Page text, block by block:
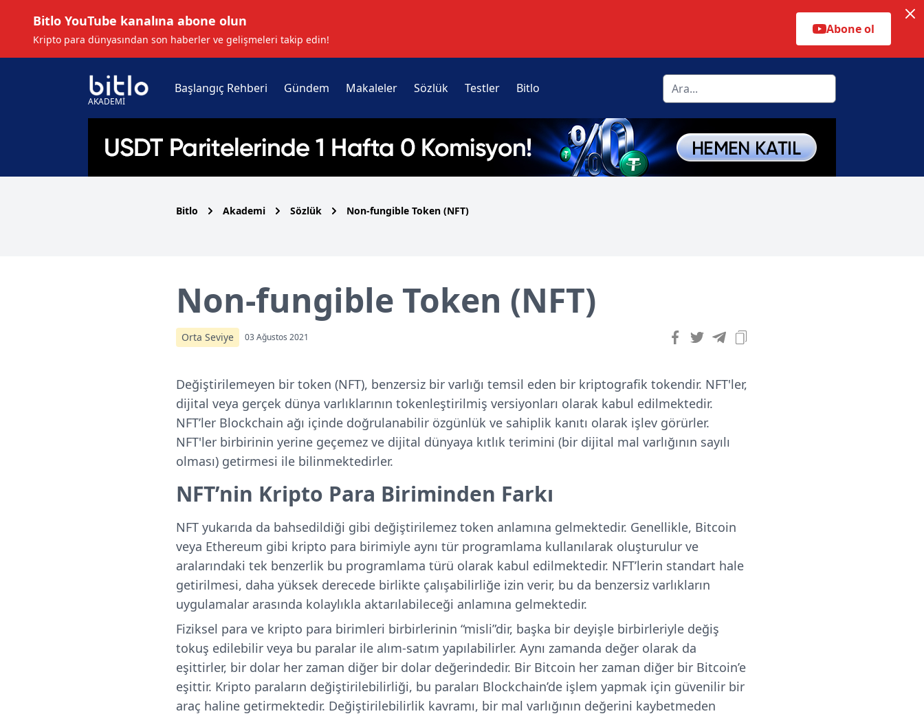
Bitlo YouTube kanalına abone olun
Kripto para dünyasından son haberler ve gelişmeleri takip edin!
Abone ol
AKADEMİ
Başlangıç Rehberi Gündem Makaleler Sözlük Testler Bitlo
Bitlo Akademi Sözlük Non-fungible Token (NFT)
Non-fungible Token (NFT)
Orta Seviye 03 Ağustos 2021
Değiştirilemeyen bir token (NFT), benzersiz bir varlığı temsil eden bir kriptografik tokendir. NFT'ler,
dijital veya gerçek dünya varlıklarının tokenleştirilmiş versiyonları olarak kabul edilmektedir.
NFT’ler Blockchain ağı içinde doğrulanabilir özgünlük ve sahiplik kanıtı olarak işlev görürler.
NFT'ler birbirinin yerine geçemez ve dijital dünyaya kıtlık terimini (bir dijital mal varlığının sayılı
olması) getirmesi ile bilinmektedirler.
NFT’nin Kripto Para Biriminden Farkı
NFT yukarıda da bahsedildiği gibi değiştirilemez token anlamına gelmektedir. Genellikle, Bitcoin
veya Ethereum gibi kripto para birimiyle aynı tür programlama kullanılarak oluşturulur ve
aralarındaki tek benzerlik bu programlama türü olarak kabul edilmektedir. NFT’lerin standart hale
getirilmesi, daha yüksek derecede birlikte çalışabilirliğe izin verir, bu da benzersiz varlıkların
uygulamalar arasında kolaylıkla aktarılabileceği anlamına gelmektedir.
Fiziksel para ve kripto para birimleri birbirlerinin “misli”dir, başka bir deyişle birbirleriyle değiş
tokuş edilebilir veya bu paralar ile alım-satım yapılabilirler. Aynı zamanda değer olarak da
eşittirler, bir dolar her zaman diğer bir dolar değerindedir. Bir Bitcoin her zaman diğer bir Bitcoin’e
eşittir. Kripto paraların değiştirilebilirliği, bu paraları Blockchain’de işlem yapmak için güvenilir bir
araç haline getirmektedir. Değiştirilebilirlik kavramı, bir mal varlığının değerini kaybetmeden